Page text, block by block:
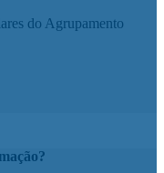
do Agrupamento